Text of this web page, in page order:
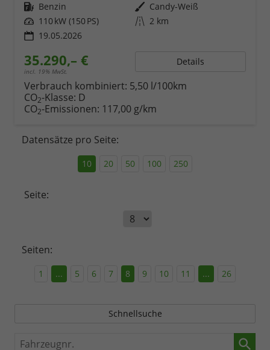
Kraftstoff Benzin Außenfarbe Candy-Weiß
Leistung 110 kW (150 PS) Kilometerstand 2 km
19.05.2026
35.290,– €
incl. 19% MwSt.
Details
Verbrauch kombiniert: 5,50 l/100km
CO2-Klasse: D
CO2-Emissionen: 117,00 g/km
Datensätze pro Seite:
10 20 50 100 250
Seite:
Seiten:
1 ... 5 6 7 8 9 10 11 ... 26
Schnellsuche
Fahrzeugnr.